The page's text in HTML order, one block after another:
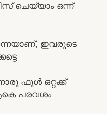
ചെയ്യാം ഒന്ന്
ഇവരുടെ
ഫുൾ ഒറ്റക്ക്
ആകെ പരവശം